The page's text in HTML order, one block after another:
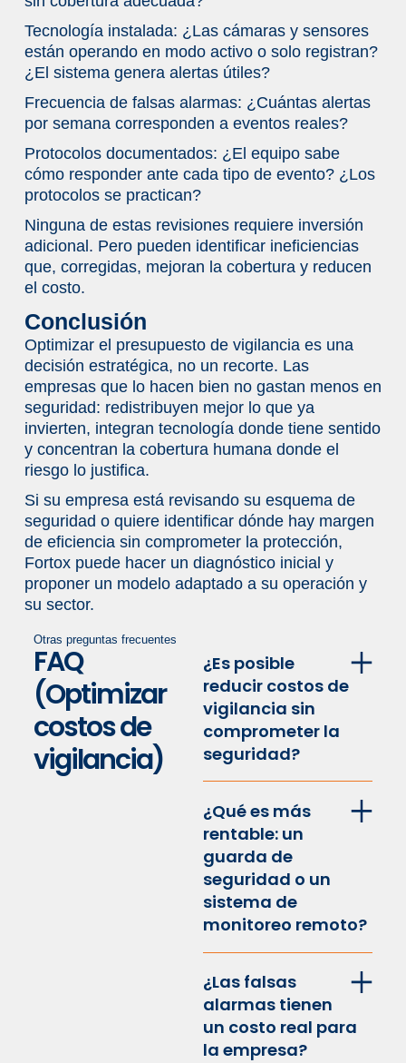
Tecnología instalada: ¿Las cámaras y sensores
están operando en modo activo o solo registran?
¿El sistema genera alertas útiles?
Frecuencia de falsas alarmas: ¿Cuántas alertas
por semana corresponden a eventos reales?
Protocolos documentados: ¿El equipo sabe
cómo responder ante cada tipo de evento? ¿Los
protocolos se practican?
Ninguna de estas revisiones requiere inversión
adicional. Pero pueden identificar ineficiencias
que, corregidas, mejoran la cobertura y reducen
el costo.
Conclusión
Optimizar el presupuesto de vigilancia es una
decisión estratégica, no un recorte. Las
empresas que lo hacen bien no gastan menos en
seguridad: redistribuyen mejor lo que ya
invierten, integran tecnología donde tiene sentido
y concentran la cobertura humana donde el
riesgo lo justifica.
Si su empresa está revisando su esquema de
seguridad o quiere identificar dónde hay margen
de eficiencia sin comprometer la protección,
Fortox puede hacer un diagnóstico inicial y
proponer un modelo adaptado a su operación y
su sector.
Otras preguntas frecuentes
FAQ
(Optimizar
costos de
vigilancia)
¿Es posible
reducir costos de
vigilancia sin
comprometer la
seguridad?
¿Qué es más
rentable: un
guarda de
seguridad o un
sistema de
monitoreo remoto?
¿Las falsas
alarmas tienen
un costo real para
la empresa?